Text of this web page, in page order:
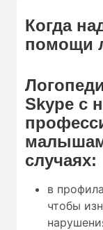
Когда
помощи
Skype с
случаях:
в
чтобы